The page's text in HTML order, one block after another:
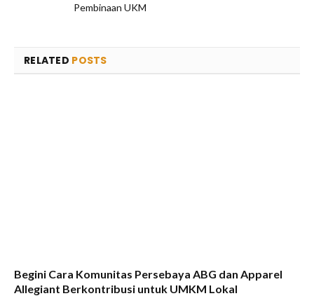
Pembinaan UKM
RELATED POSTS
Begini Cara Komunitas Persebaya ABG dan Apparel
Allegiant Berkontribusi untuk UMKM Lokal